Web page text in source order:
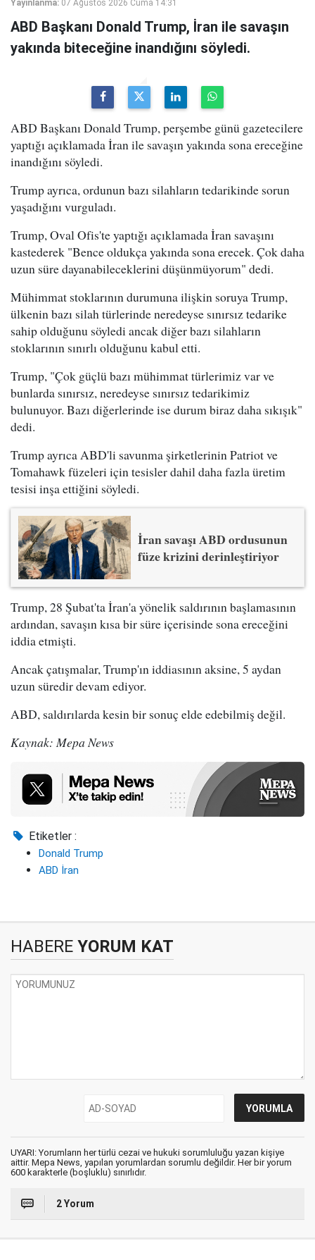
Yayınlanma: 07 Ağustos 2026 Cuma 14:31
ABD Başkanı Donald Trump, İran ile savaşın
yakında biteceğine inandığını söyledi.
ABD Başkanı Donald Trump, perşembe günü gazetecilere
yaptığı açıklamada İran ile savaşın yakında sona ereceğine
inandığını söyledi.
Trump ayrıca, ordunun bazı silahların tedarikinde sorun
yaşadığını vurguladı.
Trump, Oval Ofis'te yaptığı açıklamada İran savaşını
kastederek "Bence oldukça yakında sona erecek. Çok daha
uzun süre dayanabileceklerini düşünmüyorum" dedi.
Mühimmat stoklarının durumuna ilişkin soruya Trump,
ülkenin bazı silah türlerinde neredeyse sınırsız tedarike
sahip olduğunu söyledi ancak diğer bazı silahların
stoklarının sınırlı olduğunu kabul etti.
Trump, "Çok güçlü bazı mühimmat türlerimiz var ve
bunlarda sınırsız, neredeyse sınırsız tedarikimiz
bulunuyor. Bazı diğerlerinde ise durum biraz daha sıkışık"
dedi.
Trump ayrıca ABD'li savunma şirketlerinin Patriot ve
Tomahawk füzeleri için tesisler dahil daha fazla üretim
tesisi inşa ettiğini söyledi.
İran savaşı ABD ordusunun
füze krizini derinleştiriyor
Trump, 28 Şubat'ta İran'a yönelik saldırının başlamasının
ardından, savaşın kısa bir süre içerisinde sona ereceğini
iddia etmişti.
Ancak çatışmalar, Trump'ın iddiasının aksine, 5 aydan
uzun süredir devam ediyor.
ABD, saldırılarda kesin bir sonuç elde edebilmiş değil.
Kaynak: Mepa News
Etiketler :
Donald Trump
ABD İran
HABERE YORUM KAT
UYARI: Yorumların her türlü cezai ve hukuki sorumluluğu yazan kişiye
aittir. Mepa News, yapılan yorumlardan sorumlu değildir. Her bir yorum
600 karakterle (boşluklu) sınırlıdır.
2 Yorum